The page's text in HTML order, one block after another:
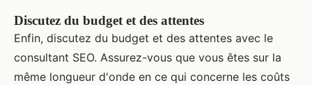
Discutez du budget et des attentes
Enfin, discutez du budget et des attentes avec le
consultant SEO. Assurez-vous que vous êtes sur la
même longueur d'onde en ce qui concerne les coûts